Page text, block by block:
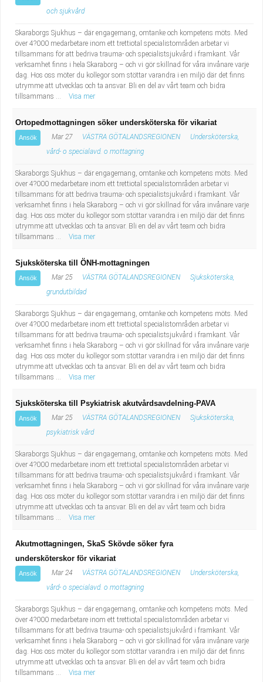
och sjukvård
Skaraborgs Sjukhus – där engagemang, omtanke och kompetens möts. Med
över 4?000 medarbetare inom ett trettiotal specialistområden arbetar vi
tillsammans för att bedriva trauma- och specialistsjukvård i framkant. Vår
verksamhet finns i hela Skaraborg – och vi gör skillnad för våra invånare varje
dag. Hos oss möter du kollegor som stöttar varandra i en miljö där det finns
utrymme att utvecklas och ta ansvar. Bli en del av vårt team och bidra
tillsammans ...
Visa mer
Ortopedmottagningen söker undersköterska för vikariat
Ansök Mar 27 VÄSTRA GÖTALANDSREGIONEN
Undersköterska,
vård- o specialavd. o mottagning
Skaraborgs Sjukhus – där engagemang, omtanke och kompetens möts. Med
över 4?000 medarbetare inom ett trettiotal specialistområden arbetar vi
tillsammans för att bedriva trauma- och specialistsjukvård i framkant. Vår
verksamhet finns i hela Skaraborg – och vi gör skillnad för våra invånare varje
dag. Hos oss möter du kollegor som stöttar varandra i en miljö där det finns
utrymme att utvecklas och ta ansvar. Bli en del av vårt team och bidra
tillsammans ...
Visa mer
Sjuksköterska till ÖNH-mottagningen
Ansök Mar 25 VÄSTRA GÖTALANDSREGIONEN
Sjuksköterska,
grundutbildad
Skaraborgs Sjukhus – där engagemang, omtanke och kompetens möts. Med
över 4?000 medarbetare inom ett trettiotal specialistområden arbetar vi
tillsammans för att bedriva trauma- och specialistsjukvård i framkant. Vår
verksamhet finns i hela Skaraborg – och vi gör skillnad för våra invånare varje
dag. Hos oss möter du kollegor som stöttar varandra i en miljö där det finns
utrymme att utvecklas och ta ansvar. Bli en del av vårt team och bidra
tillsammans ...
Visa mer
Sjuksköterska till Psykiatrisk akutvårdsavdelning-PAVA
Ansök Mar 25 VÄSTRA GÖTALANDSREGIONEN
Sjuksköterska,
psykiatrisk vård
Skaraborgs Sjukhus – där engagemang, omtanke och kompetens möts. Med
över 4?000 medarbetare inom ett trettiotal specialistområden arbetar vi
tillsammans för att bedriva trauma- och specialistsjukvård i framkant. Vår
verksamhet finns i hela Skaraborg – och vi gör skillnad för våra invånare varje
dag. Hos oss möter du kollegor som stöttar varandra i en miljö där det finns
utrymme att utvecklas och ta ansvar. Bli en del av vårt team och bidra
tillsammans ...
Visa mer
Akutmottagningen, SkaS Skövde söker fyra
undersköterskor för vikariat
Ansök Mar 24 VÄSTRA GÖTALANDSREGIONEN
Undersköterska,
vård- o specialavd. o mottagning
Skaraborgs Sjukhus – där engagemang, omtanke och kompetens möts. Med
över 4?000 medarbetare inom ett trettiotal specialistområden arbetar vi
tillsammans för att bedriva trauma- och specialistsjukvård i framkant. Vår
verksamhet finns i hela Skaraborg – och vi gör skillnad för våra invånare varje
dag. Hos oss möter du kollegor som stöttar varandra i en miljö där det finns
utrymme att utvecklas och ta ansvar. Bli en del av vårt team och bidra
tillsammans ...
Visa mer